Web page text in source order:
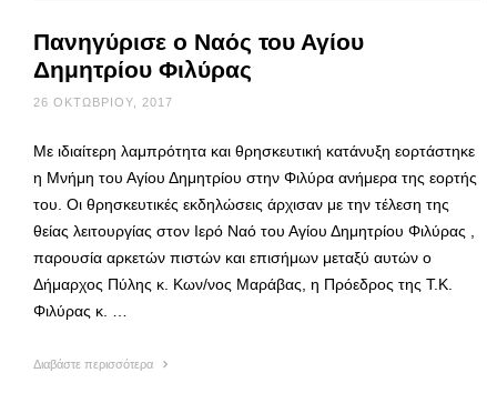
Πανηγύρισε ο Ναός του Αγίου
Δημητρίου Φιλύρας
26 ΟΚΤΩΒΡΊΟΥ, 2017
Με ιδιαίτερη λαμπρότητα και θρησκευτική κατάνυξη εορτάστηκε
η Μνήμη του Αγίου Δημητρίου στην Φιλύρα ανήμερα της εορτής
του. Οι θρησκευτικές εκδηλώσεις άρχισαν με την τέλεση της
θείας λειτουργίας στον Ιερό Ναό του Αγίου Δημητρίου Φιλύρας ,
παρουσία αρκετών πιστών και επισήμων μεταξύ αυτών ο
Δήμαρχος Πύλης κ. Κων/νος Μαράβας, η Πρόεδρος της Τ.Κ.
Φιλύρας κ. …
Διαβάστε περισσότερα